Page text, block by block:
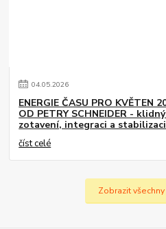
04.05.2026
ENERGIE ČASU PRO KVĚTEN
OD PETRY SCHNEIDER -
zotavení, integraci a stabilizaci
číst celé
Zobrazit